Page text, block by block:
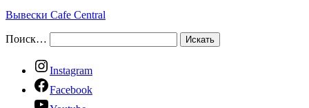
Вывески Cafe Central
Поиск…
Instagram
Facebook